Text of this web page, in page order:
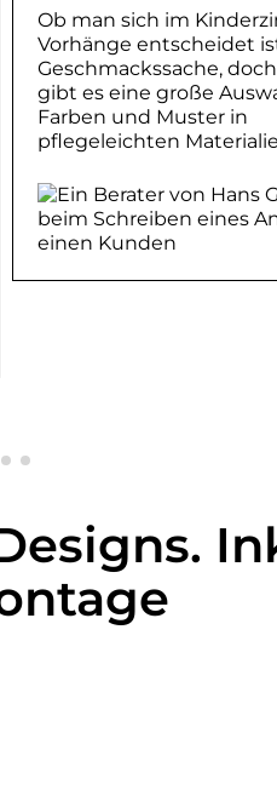
Ob man sich im
Vorhänge entscheidet
Geschmackssache,
gibt es eine große
Farben und Muster in
pflegeleichten